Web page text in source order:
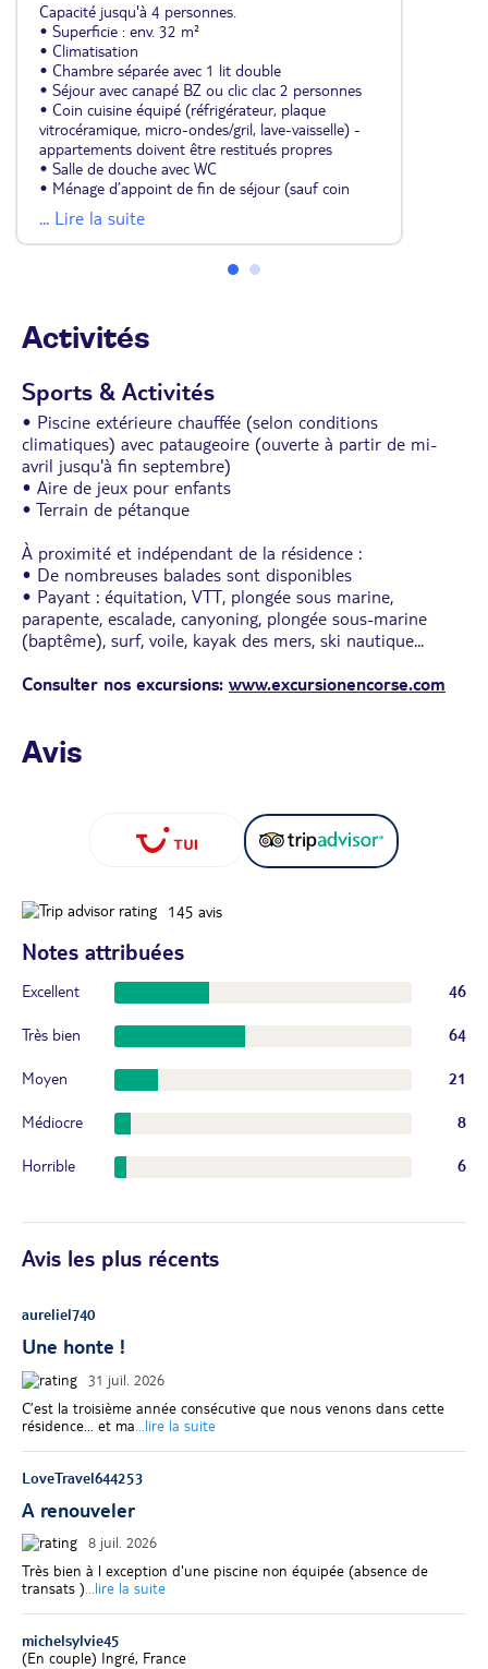
Capacité jusqu'à 4 personnes.
• Superficie : env. 32 m²
• Climatisation
• Chambre séparée avec 1 lit double
• Séjour avec canapé BZ ou clic clac 2 personnes
• Coin cuisine équipé (réfrigérateur, plaque
vitrocéramique, micro-ondes/gril, lave-vaisselle) -
appartements doivent être restitués propres
• Salle de douche avec WC
• Ménage d’appoint de fin de séjour (sauf coin
cuisine & vaisselle)
• Terrasse avec salon de jardin
... Lire la suite
Activités
Sports & Activités
• Piscine extérieure chauffée (selon conditions
climatiques) avec pataugeoire (ouverte à partir de mi-
avril jusqu'à fin septembre)
• Aire de jeux pour enfants
• Terrain de pétanque
À proximité et indépendant de la résidence :
• De nombreuses balades sont disponibles
• Payant : équitation, VTT, plongée sous marine,
parapente, escalade, canyoning, plongée sous-marine
(baptême), surf, voile, kayak des mers, ski nautique...
Consulter nos excursions: www.excursionencorse.com
Avis
145 avis
Notes attribuées
Excellent 46
Très bien 64
Moyen 21
Médiocre 8
Horrible 6
Avis les plus récents
aureliel740
Une honte !
31 juil. 2026
C’est la troisième année consécutive que nous venons dans cette
résidence… et ma ...lire la suite
LoveTravel644253
A renouveler
8 juil. 2026
Très bien à l exception d'une piscine non équipée (absence de
transats )...lire la suite
michelsylvie45
(En couple) Ingré, France